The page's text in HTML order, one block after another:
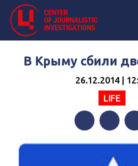
В Крыму сбили
26.12.2014 |
LIFE